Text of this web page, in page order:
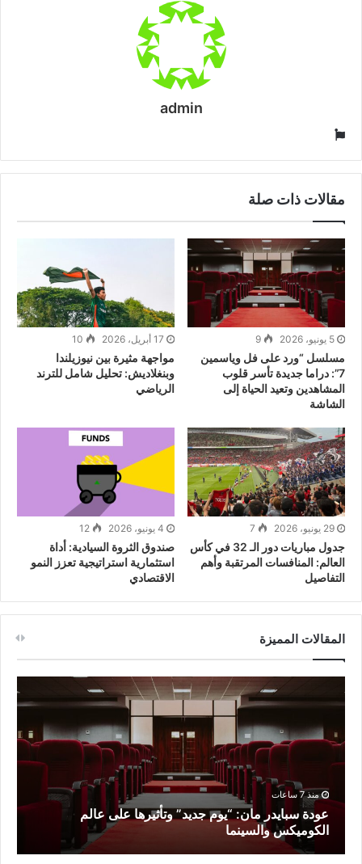
admin
مقالات ذات صلة
5 يونيو، 2026 9
مسلسل “ورد على فل وياسمين
7”: دراما جديدة تأسر قلوب
المشاهدين وتعيد الحياة إلى
الشاشة
17 أبريل، 2026 10
مواجهة مثيرة بين نيوزيلندا
وبنغلاديش: تحليل شامل للترند
الرياضي
29 يونيو، 2026 7
جدول مباريات دور الـ 32 في كأس
العالم: المنافسات المرتقبة وأهم
التفاصيل
4 يونيو، 2026 12
صندوق الثروة السيادية: أداة
استثمارية استراتيجية تعزز النمو
الاقتصادي
المقالات المميزة
منذ 7 ساعات
عودة سبايدر مان: “يوم جديد” وتأثيرها على عالم
الكوميكس والسينما